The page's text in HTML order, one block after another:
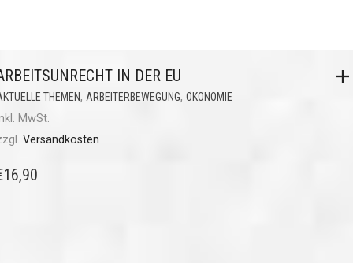
IN DER EU
THEMEN, ARBEITERBEWEGUNG, ÖKONOMIE
MwSt.
Versandkosten
16,90